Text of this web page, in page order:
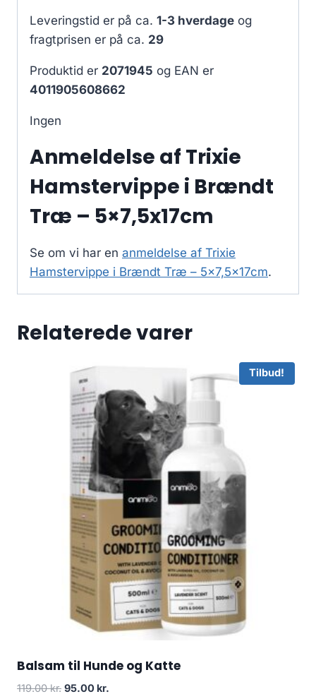
Leveringstid er på ca. 1-3 hverdage og
fragtprisen er på ca. 29
Produktid er 2071945 og EAN er
4011905608662
Ingen
Anmeldelse af Trixie
Hamstervippe i Brændt
Træ – 5×7,5x17cm
Se om vi har en anmeldelse af Trixie
Hamstervippe i Brændt Træ – 5×7,5x17cm.
Relaterede varer
Tilbud!
Balsam til Hunde og Katte
119.00kr. Den
95.00 kr.